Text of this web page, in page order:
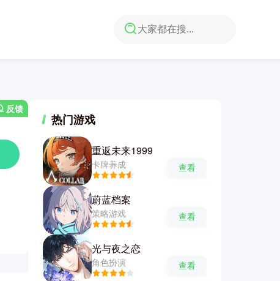
反馈
热门游戏
重返未来1999
卡牌养成 查看
蔚蓝档案
策略游戏 查看
光与夜之恋
角色扮演 查看